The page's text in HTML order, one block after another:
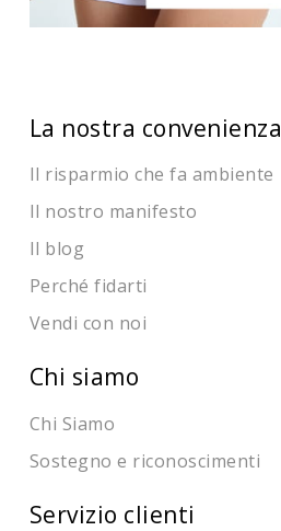
La nostra convenienza
Il risparmio che fa ambiente
Il nostro manifesto
Il blog
Perché fidarti
Vendi con noi
Chi siamo
Chi Siamo
Sostegno e riconoscimenti
Servizio clienti